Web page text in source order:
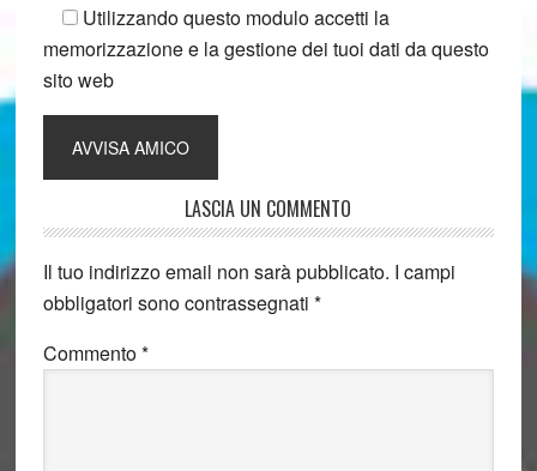
Utilizzando questo modulo accetti la
memorizzazione e la gestione dei tuoi dati da questo
sito web
LASCIA UN COMMENTO
Il tuo indirizzo email non sarà pubblicato. I campi
obbligatori sono contrassegnati *
Commento*